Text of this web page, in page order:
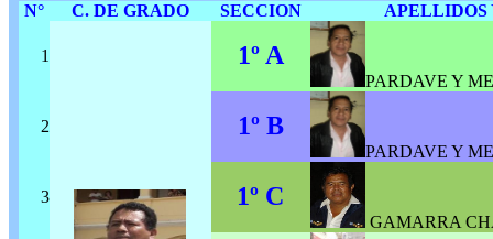
N° C. DE GRADO SECCION APELLIDOS
1 1º A
PARDAVE Y
2 1º B
PARDAVE Y
3 1º C
GAMARRA